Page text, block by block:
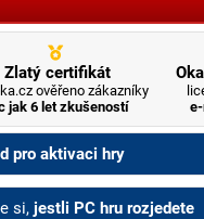
Zlatý certifikát
ověřeno zákazníky
jak 6 let zkušeností
pro aktivaci hry
si, jestli PC hru rozjedete